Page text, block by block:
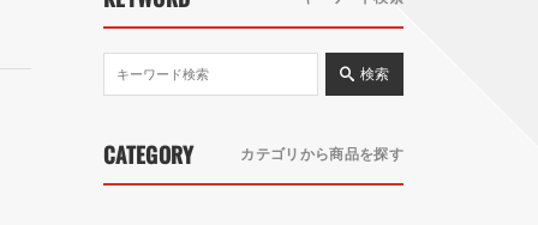
検索
CATEGORY カテゴリから商品を探す